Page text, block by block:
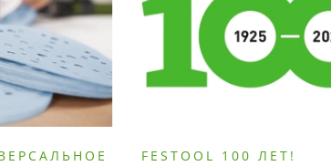
FESTOOL 100 ЛЕТ!